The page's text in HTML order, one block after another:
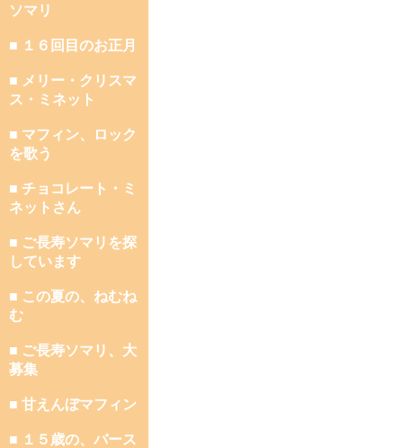
ソマリ
■ １６回目のお正月
■ メリー・クリスマ
ス・ミネット
■ マフィン、ロック
を歌う
■ チョコレート・ミ
ネットさん
■ ご長寿ソマリを探
しています
■ この夏の、ねむね
む
■ ご長寿ソマリ、大
募集
■ 甘えんぼマフィン
■ １５歳の、バース